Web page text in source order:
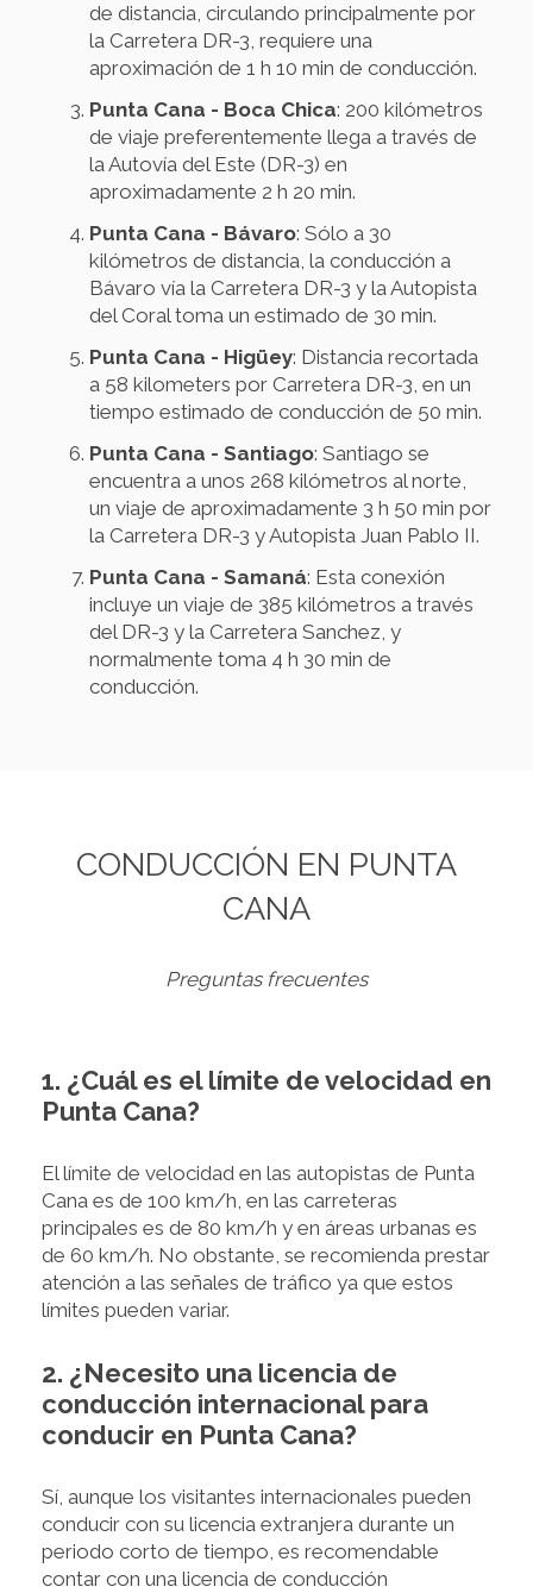
de distancia, circulando principalmente por
la Carretera DR-3, requiere una
aproximación de 1 h 10 min de conducción.
Punta Cana - Boca Chica: 200 kilómetros
de viaje preferentemente llega a través de
la Autovía del Este (DR-3) en
aproximadamente 2 h 20 min.
Punta Cana - Bávaro: Sólo a 30
kilómetros de distancia, la conducción a
Bávaro vía la Carretera DR-3 y la Autopista
del Coral toma un estimado de 30 min.
Punta Cana - Higüey: Distancia recortada
a 58 kilometers por Carretera DR-3, en un
tiempo estimado de conducción de 50 min.
Punta Cana - Santiago: Santiago se
encuentra a unos 268 kilómetros al norte,
un viaje de aproximadamente 3 h 50 min por
la Carretera DR-3 y Autopista Juan Pablo II.
Punta Cana - Samaná: Esta conexión
incluye un viaje de 385 kilómetros a través
del DR-3 y la Carretera Sanchez, y
normalmente toma 4 h 30 min de
conducción.
CONDUCCIÓN EN PUNTA
CANA
Preguntas frecuentes
1. ¿Cuál es el límite de velocidad en
Punta Cana?
El límite de velocidad en las autopistas de Punta
Cana es de 100 km/h, en las carreteras
principales es de 80 km/h y en áreas urbanas es
de 60 km/h. No obstante, se recomienda prestar
atención a las señales de tráfico ya que estos
límites pueden variar.
2. ¿Necesito una licencia de
conducción internacional para
conducir en Punta Cana?
Sí, aunque los visitantes internacionales pueden
conducir con su licencia extranjera durante un
periodo corto de tiempo, es recomendable
contar con una licencia de conducción